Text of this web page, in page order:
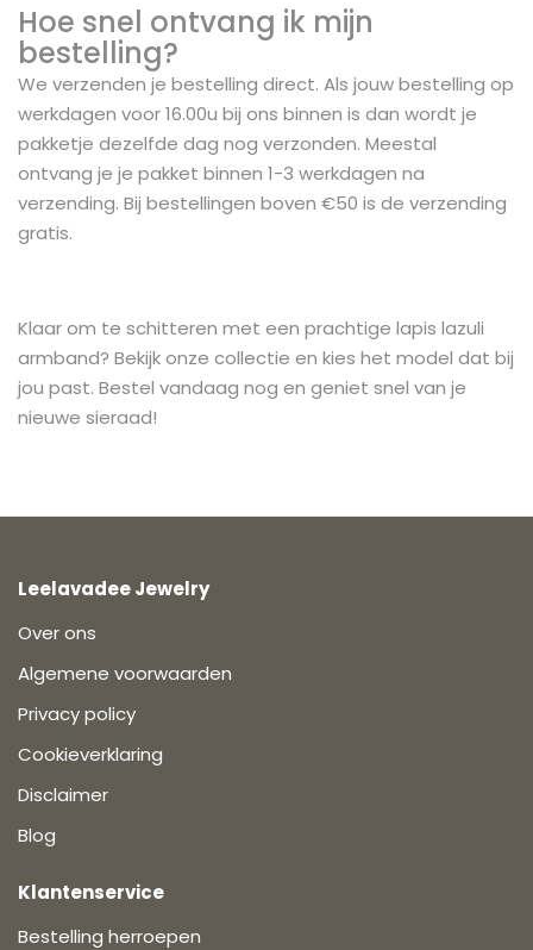
Hoe snel ontvang ik mijn
bestelling?
We verzenden je bestelling direct. Als jouw bestelling op
werkdagen voor 16.00u bij ons binnen is dan wordt je
pakketje dezelfde dag nog verzonden. Meestal
ontvang je je pakket binnen 1-3 werkdagen na
verzending. Bij bestellingen boven €50 is de verzending
gratis.
Klaar om te schitteren met een prachtige lapis lazuli
armband? Bekijk onze collectie en kies het model dat bij
jou past. Bestel vandaag nog en geniet snel van je
nieuwe sieraad!
Leelavadee Jewelry
Over ons
Algemene voorwaarden
Privacy policy
Cookieverklaring
Disclaimer
Blog
Klantenservice
Bestelling herroepen